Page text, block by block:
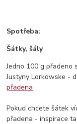
Spotřeba:
Šátky, šály
Jedno 100 g přadeno
Justyny Lorkowske -
přadena
Pokud chcete šátek
přadena - inspirace